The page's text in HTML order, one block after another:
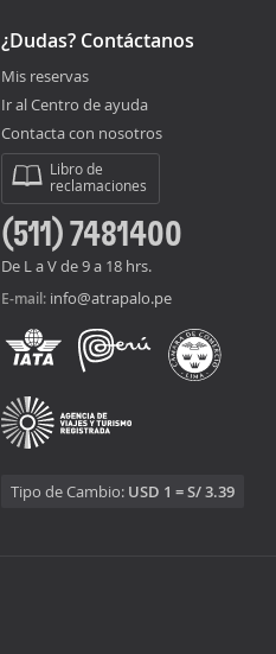
¿Dudas? Contáctanos
Mis reservas
Ir al Centro de ayuda
Contacta con nosotros
Libro de
reclamaciones
(511) 7481400
De L a V de 9 a 18 hrs.
E-mail: info@atrapalo.pe
Tipo de Cambio: USD 1 = S/ 3.39